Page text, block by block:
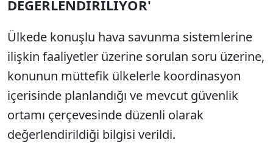
DEĞERLENDİRİLİYOR'
Ülkede konuşlu hava savunma sistemlerine
ilişkin faaliyetler üzerine sorulan soru üzerine,
konunun müttefik ülkelerle koordinasyon
içerisinde planlandığı ve mevcut güvenlik
ortamı çerçevesinde düzenli olarak
değerlendirildiği bilgisi verildi.